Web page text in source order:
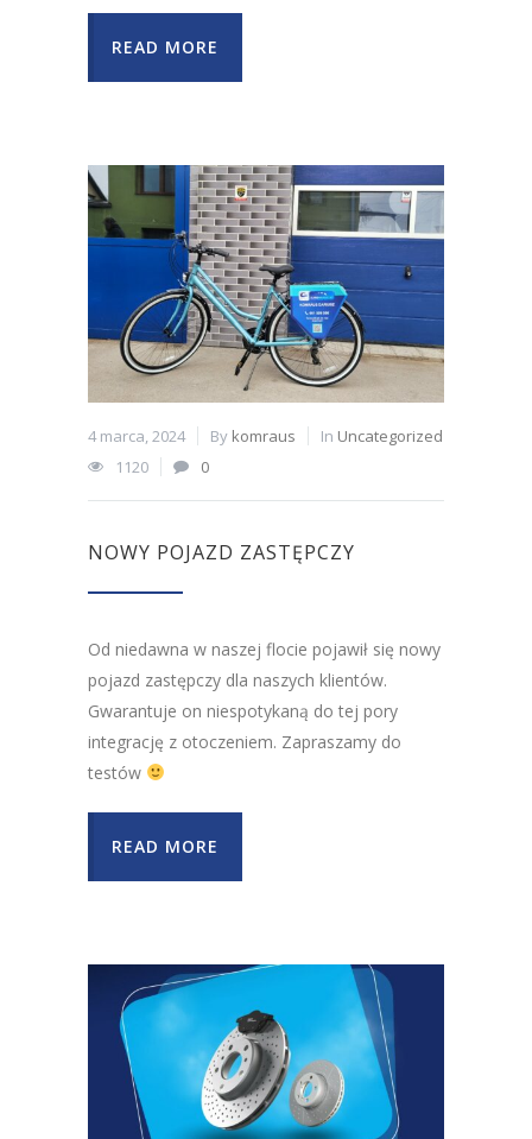
READ MORE
4 marca, 2024 By komraus In Uncategorized
1120
0
NOWY POJAZD ZASTĘPCZY
Od niedawna w naszej flocie pojawił się nowy
pojazd zastępczy dla naszych klientów.
Gwarantuje on niespotykaną do tej pory
integrację z otoczeniem. Zapraszamy do
testów
READ MORE